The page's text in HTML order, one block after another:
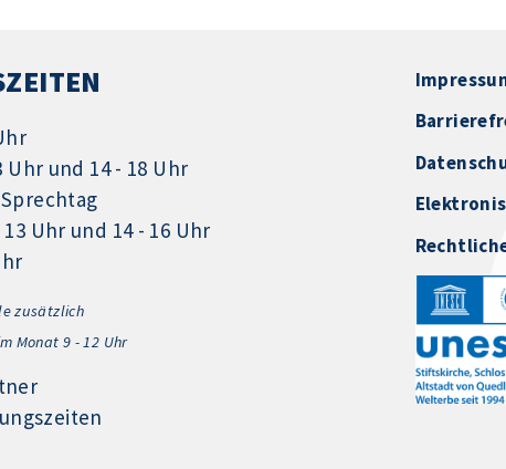
Uhr und 14 - 18 Uhr
Uhr und 14 - 16 Uhr
zusätzlich
Monat 9 - 12 Uhr